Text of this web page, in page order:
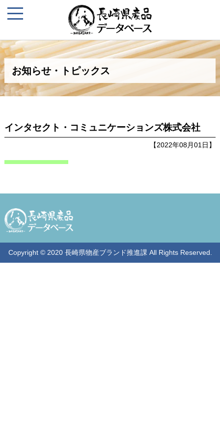
お知らせ・トピックス
インタセクト・コミュニケーションズ株式会社
【2022年08月01日】
Copyright © 2020 長崎県物産ブランド推進課 All Rights Reserved.